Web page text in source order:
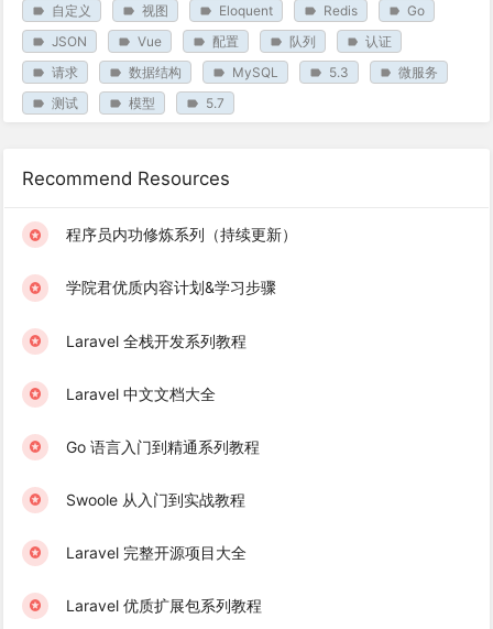
自定义
视图 Eloquent Redis
Go
JSON
Vue 配置 队列
认证
请求
数据结构 MySQL 5.3
微服务
测试
模型 5.7
Recommend Resources
程序员内功修炼系列（持续更新）
学院君优质内容计划&学习步骤
Laravel 全栈开发系列教程
Laravel 中文文档大全
Go 语言入门到精通系列教程
Swoole 从入门到实战教程
Laravel 完整开源项目大全
Laravel 优质扩展包系列教程